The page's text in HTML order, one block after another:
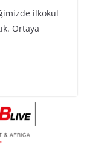
ilkokul
Ortaya